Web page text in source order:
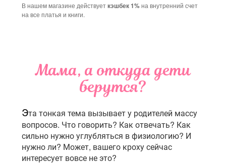
В нашем магазине действуеткэшбек 1% на внутренний счет
на все платья и книги.
Мама, а откуда дети
берутся?
Эта тонкая тема вызывает у родителей массу
вопросов. Что говорить? Как отвечать? Как
сильно нужно углубляться в физиологию? И
нужно ли? Может, вашего кроху сейчас
интересует вовсе не это?